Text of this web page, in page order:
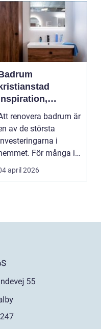
kristianstad
planering och
smarta val
renovera badrum är
av de största
i
För många i
runt Kristianstad ...
april 2026